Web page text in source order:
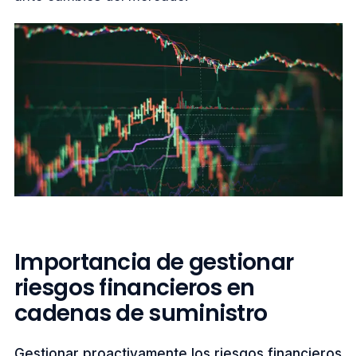
Importancia de gestionar
riesgos financieros en
cadenas de suministro